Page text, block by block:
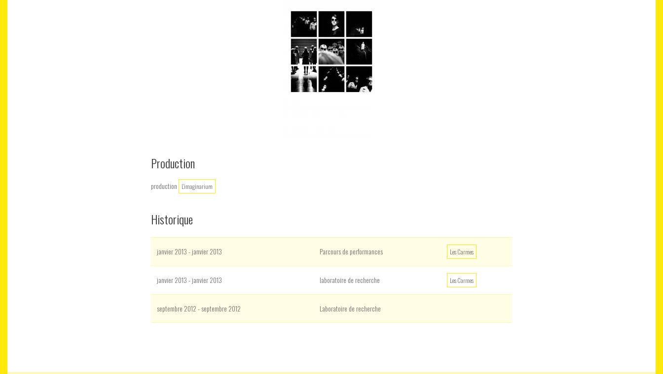
Production
production L'imaginarium
Historique
janvier 2013 - janvier 2013 Parcours de performances Les Carmes
janvier 2013 - janvier 2013 laboratoire de recherche Les Carmes
septembre 2012 - septembre 2012 Laboratoire de recherche